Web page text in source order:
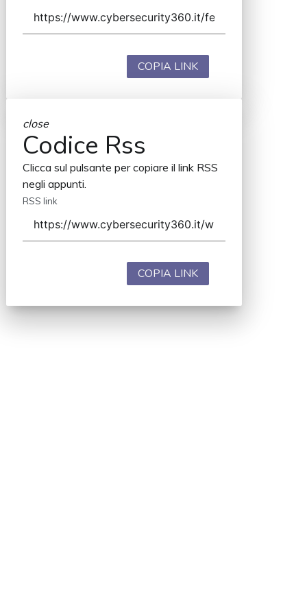
COPIA LINK
close
Codice Rss
Clicca sul pulsante per copiare il link RSS
negli appunti.
RSS link
COPIA LINK